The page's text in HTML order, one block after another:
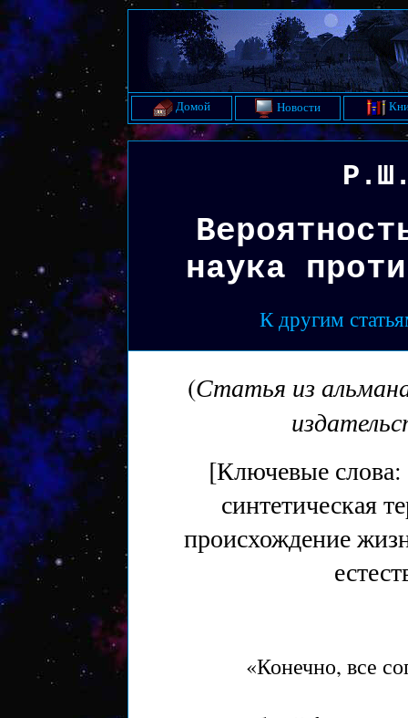
Домой Новости
наука
К другим
(Статья из
[Ключевые
синтетическая
происхождение
«Конечно, все